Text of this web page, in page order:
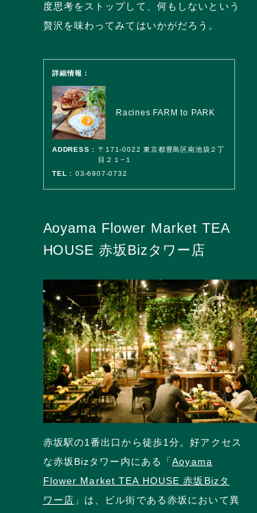
度思考をストップして、何もしないという
贅沢を味わってみてはいかがだろう。
詳細情報：
Racines FARM to PARK
ADDRESS : 〒171-0022 東京都豊島区南池袋２丁
目２１−１
TEL : 03-6907-0732
Aoyama Flower Market TEA
HOUSE 赤坂Bizタワー店
赤坂駅の1番出口から徒歩1分。好アクセス
な赤坂Bizタワー内にある「Aoyama
Flower Market TEA HOUSE 赤坂Bizタ
ワー店 」は、ビル街である赤坂において異